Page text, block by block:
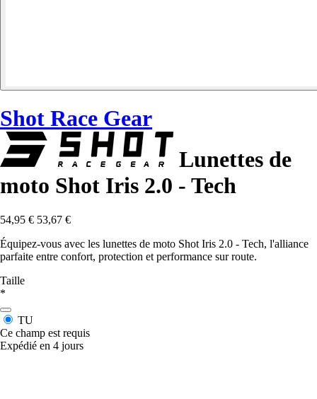
Shot Race Gear
Lunettes de
moto Shot Iris 2.0 - Tech
54,95 € 53,67 €
Équipez-vous avec les lunettes de moto Shot Iris 2.0 - Tech, l'alliance
parfaite entre confort, protection et performance sur route.
Taille
*
TU
Ce champ est requis
Expédié en 4 jours